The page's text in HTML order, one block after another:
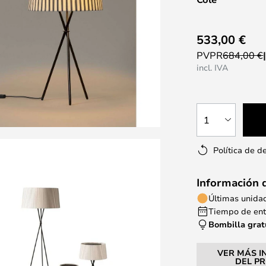
533,00 €
PVPR684,00 €
incl. IVA
1
Política de
Información
Últimas
Tiempo de
Bombilla
VER MÁS
DEL